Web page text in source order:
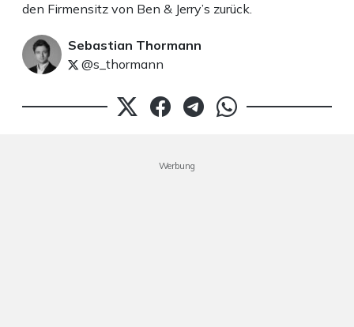
den Firmensitz von Ben & Jerry’s zurück.
Sebastian Thormann
@s_thormann
Werbung